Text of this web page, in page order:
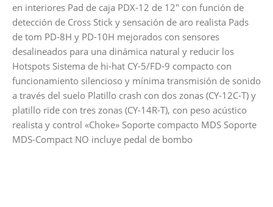
en interiores Pad de caja PDX-12 de 12″ con función de
detección de Cross Stick y sensación de aro realista Pads
de tom PD-8H y PD-10H mejorados con sensores
desalineados para una dinámica natural y reducir los
Hotspots Sistema de hi-hat CY-5/FD-9 compacto con
funcionamiento silencioso y mínima transmisión de sonido
a través del suelo Platillo crash con dos zonas (CY-12C-T) y
platillo ride con tres zonas (CY-14R-T), con peso acústico
realista y control «Choke» Soporte compacto MDS Soporte
MDS-Compact NO incluye pedal de bombo